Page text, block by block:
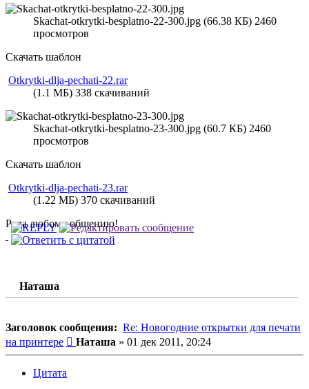
Skachat-otkrytki-besplatno-22-300.jpg (66.38 КБ) 2460
просмотров
Скачать шаблон
Otkrytki-dlja-pechati-22.rar
(1.1 МБ) 338 скачиваний
Skachat-otkrytki-besplatno-23-300.jpg (60.7 КБ) 2460
просмотров
Скачать шаблон
Otkrytki-dlja-pechati-23.rar
(1.22 МБ) 370 скачиваний
Рада любому общению!
Наташа
Заголовок сообщения: Re: Новогодние открытки для печати
на принтере
Сообщение
Наташа » 01 дек 2011, 20:24
Цитата